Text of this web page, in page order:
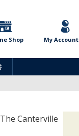
Shop My Account
Canterville